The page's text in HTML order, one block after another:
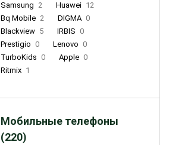
Samsung 2 Huawei 12
Bq Mobile 2 DIGMA 0
Blackview 5 IRBIS 0
Prestigio 0 Lenovo 0
TurboKids 0 Apple 0
Ritmix 1
Мобильные телефоны
(220)